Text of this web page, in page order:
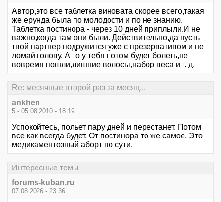
Автор,это все таблетка виновата скорее всего,такая
же ерунда была по молодости и по не знанию.
Таблетка постинора - через 10 дней приплыли.И не
важно,когда там они были. Действительно,да пусть
твой партнер подружится уже с презервативом и не
ломай голову. А то у тебя потом будет болеть,не
вовремя пошли,лишние волосы,набор веса и т. д.
Re: месячные второй раз за месяц...
ankhen
5 - 05.08.2010 - 18:19
Успокойтесь, польет пару дней и перестанет. Потом
все как всегда будет. От постинора то же самое. Это
медикаментозный аборт по сути.
Интересные темы
forums-kuban.ru
07.08.2026 - 23:36